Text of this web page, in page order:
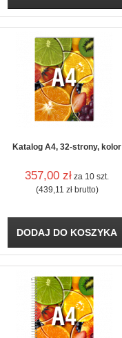
Katalog A4, 32-strony, kolor
357,00 zł za 10 szt.
(439,11 złbrutto)
DODAJ DO KOSZYKA